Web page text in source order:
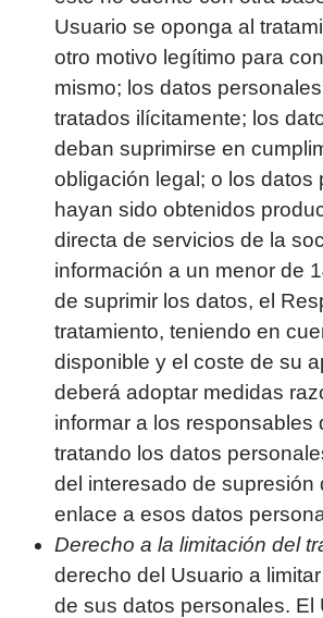
Usuario se oponga al
otro motivo legítimo para
mismo; los datos
tratados ilícitamente; los
deban suprimirse en
obligación legal; o los datos
hayan sido obtenidos
directa de servicios de la
información a un menor de
de suprimir los datos, el
tratamiento, teniendo en
disponible y el coste de su
deberá adoptar medidas
informar a los responsables
tratando los datos
del interesado de supresión
enlace a esos datos
Derecho a la limitación del
derecho del Usuario a
de sus datos personales. El